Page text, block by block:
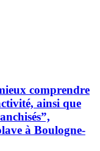
comprendre
ainsi que
à Boulogne-